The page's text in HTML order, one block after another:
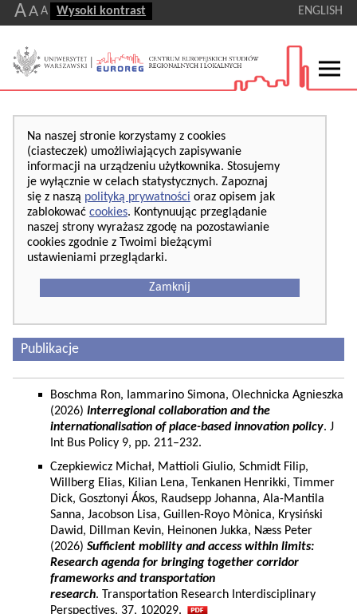
AA A Wysoki kontrast ENGLISH
Na naszej stronie korzystamy z cookies
(ciasteczek) umożliwiających zapisywanie
informacji na urządzeniu użytkownika. Stosujemy
je wyłącznie w celach statystycznych. Zapoznaj
się z naszą polityką prywatności oraz opisem jak
zablokować cookies. Kontynuując przeglądanie
naszej strony wyrażasz zgodę na pozostawianie
cookies zgodnie z Twoimi bieżącymi
ustawieniami przeglądarki.
Zamknij
Publikacje
Boschma Ron, Iammarino Simona, Olechnicka Agnieszka
(2026) Interregional collaboration and the
internationalisation of place-based innovation policy. J
Int Bus Policy 9, pp. 211–232.
Czepkiewicz Michał, Mattioli Giulio, Schmidt Filip,
Willberg Elias, Kilian Lena, Tenkanen Henrikki, Timmer
Dick, Gosztonyi Ákos, Raudsepp Johanna, Ala-Mantila
Sanna, Jacobson Lisa, Guillen-Royo Mònica, Krysiński
Dawid, Dillman Kevin, Heinonen Jukka, Næss Peter
(2026) Sufficient mobility and access within limits:
Research agenda for bringing together corridor
frameworks and transportation
research. Transportation Research Interdisciplinary
Perspectives, 37, 102029.